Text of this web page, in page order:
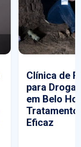
Clínica de
para
em Belo
Tratamento
Eficaz